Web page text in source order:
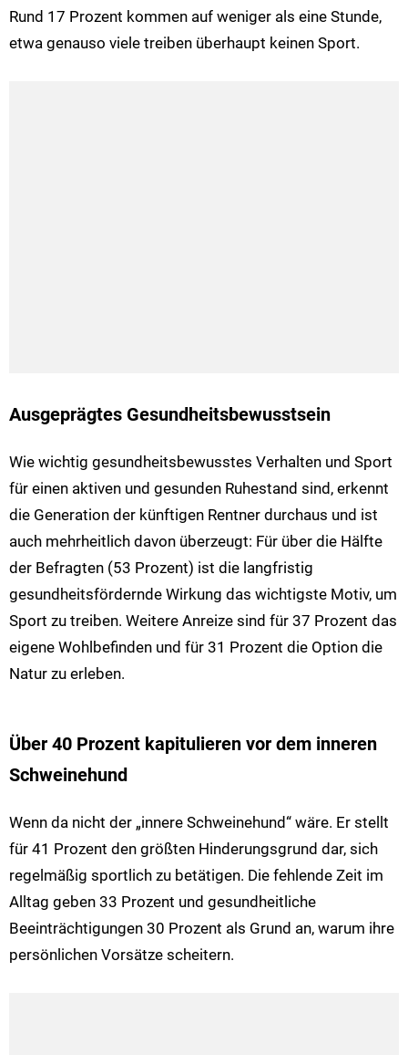
Rund 17 Prozent kommen auf weniger als eine Stunde,
etwa genauso viele treiben überhaupt keinen Sport.
Ausgeprägtes Gesundheitsbewusstsein
Wie wichtig gesundheitsbewusstes Verhalten und Sport
für einen aktiven und gesunden Ruhestand sind, erkennt
die Generation der künftigen Rentner durchaus und ist
auch mehrheitlich davon überzeugt: Für über die Hälfte
der Befragten (53 Prozent) ist die langfristig
gesundheitsfördernde Wirkung das wichtigste Motiv, um
Sport zu treiben. Weitere Anreize sind für 37 Prozent das
eigene Wohlbefinden und für 31 Prozent die Option die
Natur zu erleben.
Über 40 Prozent kapitulieren vor dem inneren
Schweinehund
Wenn da nicht der „innere Schweinehund“ wäre. Er stellt
für 41 Prozent den größten Hinderungsgrund dar, sich
regelmäßig sportlich zu betätigen. Die fehlende Zeit im
Alltag geben 33 Prozent und gesundheitliche
Beeinträchtigungen 30 Prozent als Grund an, warum ihre
persönlichen Vorsätze scheitern.